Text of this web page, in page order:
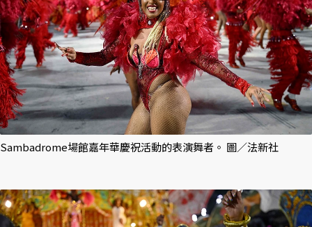
Sambadrome場館嘉年華慶祝活動的表演舞者。 圖／法新社